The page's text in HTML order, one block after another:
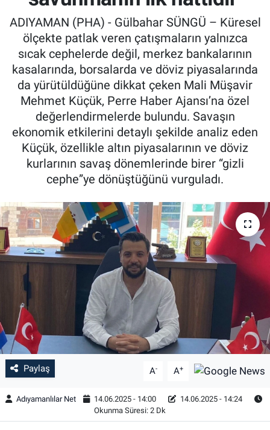
ADIYAMAN (PHA) - Gülbahar SÜNGÜ – Küresel
ölçekte patlak veren çatışmaların yalnızca
sıcak cephelerde değil, merkez bankalarının
kasalarında, borsalarda ve döviz piyasalarında
da yürütüldüğüne dikkat çeken Mali Müşavir
Mehmet Küçük, Perre Haber Ajansı’na özel
değerlendirmelerde bulundu. Savaşın
ekonomik etkilerini detaylı şekilde analiz eden
Küçük, özellikle altın piyasalarının ve döviz
kurlarının savaş dönemlerinde birer “gizli
cephe”ye dönüştüğünü vurguladı.
Paylaş A- A+
Adıyamanlılar Net 14.06.2025 - 14:00
14.06.2025 - 14:24
Okunma Süresi: 2 Dk
Gündem
Asayiş
Sağlık
Özel Haber
Kültür Sanat
Eğitim
Yaşam
Çevre
BİLİM VE TEKNOLOJİ
Şambayat Haber
Tüm Manşetler
Son Dakika Haberleri
Haber Arşivi